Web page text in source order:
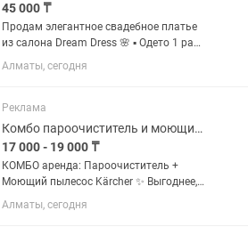
45 000 ₸
Продам элегантное свадебное платье
из салона Dream Dress 🌸 ▪️ Одето 1 раз,
после профессиональной химчистки,
хранится в чехле ▪️ Цвет: благородный
Размер: 44–46 ▪️...
Алматы, сегодня
Реклама
Комбо пароочиститель и моющий пылесос всего за тг в Алматы
17 000 - 19 000 ₸
КОМБО аренда: Пароочиститель +
Моющий пылесос Kärcher ✨ Выгоднее,
чем брать по отдельности. 💰 Тарифы:
🔹 17 000 тг / сутки — будние дни 🔹 19
Алматы, сегодня